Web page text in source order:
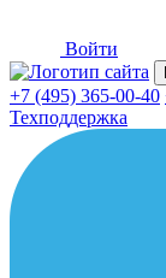
Войти
+7 (495) 365-00-40
Техподдержка